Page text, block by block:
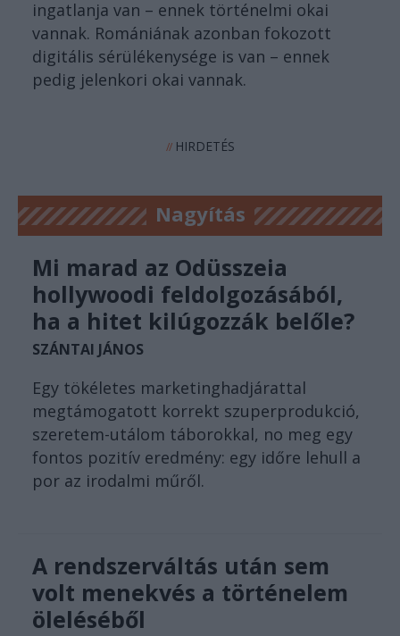
ingatlanja van – ennek történelmi okai
vannak. Romániának azonban fokozott
digitális sérülékenysége is van – ennek
pedig jelenkori okai vannak.
//HIRDETÉS
Nagyítás
Mi marad az Odüsszeia
hollywoodi feldolgozásából,
ha a hitet kilúgozzák belőle?
SZÁNTAI JÁNOS
Egy tökéletes marketinghadjárattal
megtámogatott korrekt szuperprodukció,
szeretem-utálom táborokkal, no meg egy
fontos pozitív eredmény: egy időre lehull a
por az irodalmi műről.
A rendszerváltás után sem
volt menekvés a történelem
öleléséből